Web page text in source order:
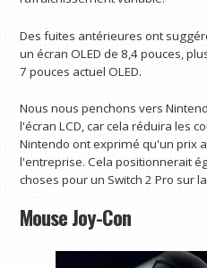
Des fuites antérieures ont
un écran OLED de 8,4 pouces,
7 pouces actuel OLED.
Nous nous penchons vers
l'écran LCD, car cela réduira les
Nintendo ont exprimé qu'un prix
l'entreprise. Cela positionnerait
choses pour un Switch 2 Pro sur
Mouse Joy-Con